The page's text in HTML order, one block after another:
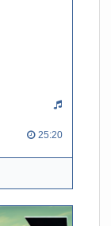
25:20